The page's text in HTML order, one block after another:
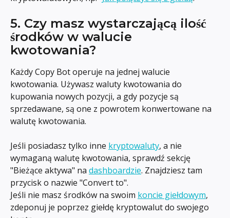
5. Czy masz wystarczającą ilość
środków w walucie
kwotowania?
Każdy Copy Bot operuje na jednej walucie
kwotowania. Używasz waluty kwotowania do
kupowania nowych pozycji, a gdy pozycje są
sprzedawane, są one z powrotem konwertowane na
walutę kwotowania.
Jeśli posiadasz tylko inne kryptowaluty, a nie
wymaganą walutę kwotowania, sprawdź sekcję
"Bieżące aktywa" na dashboardzie. Znajdziesz tam
przycisk o nazwie "Convert to".
Jeśli nie masz środków na swoim koncie giełdowym,
zdeponuj je poprzez giełdę kryptowalut do swojego